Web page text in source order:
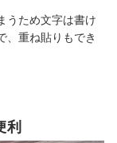
うため文字は書け
、重ね貼りもでき
利